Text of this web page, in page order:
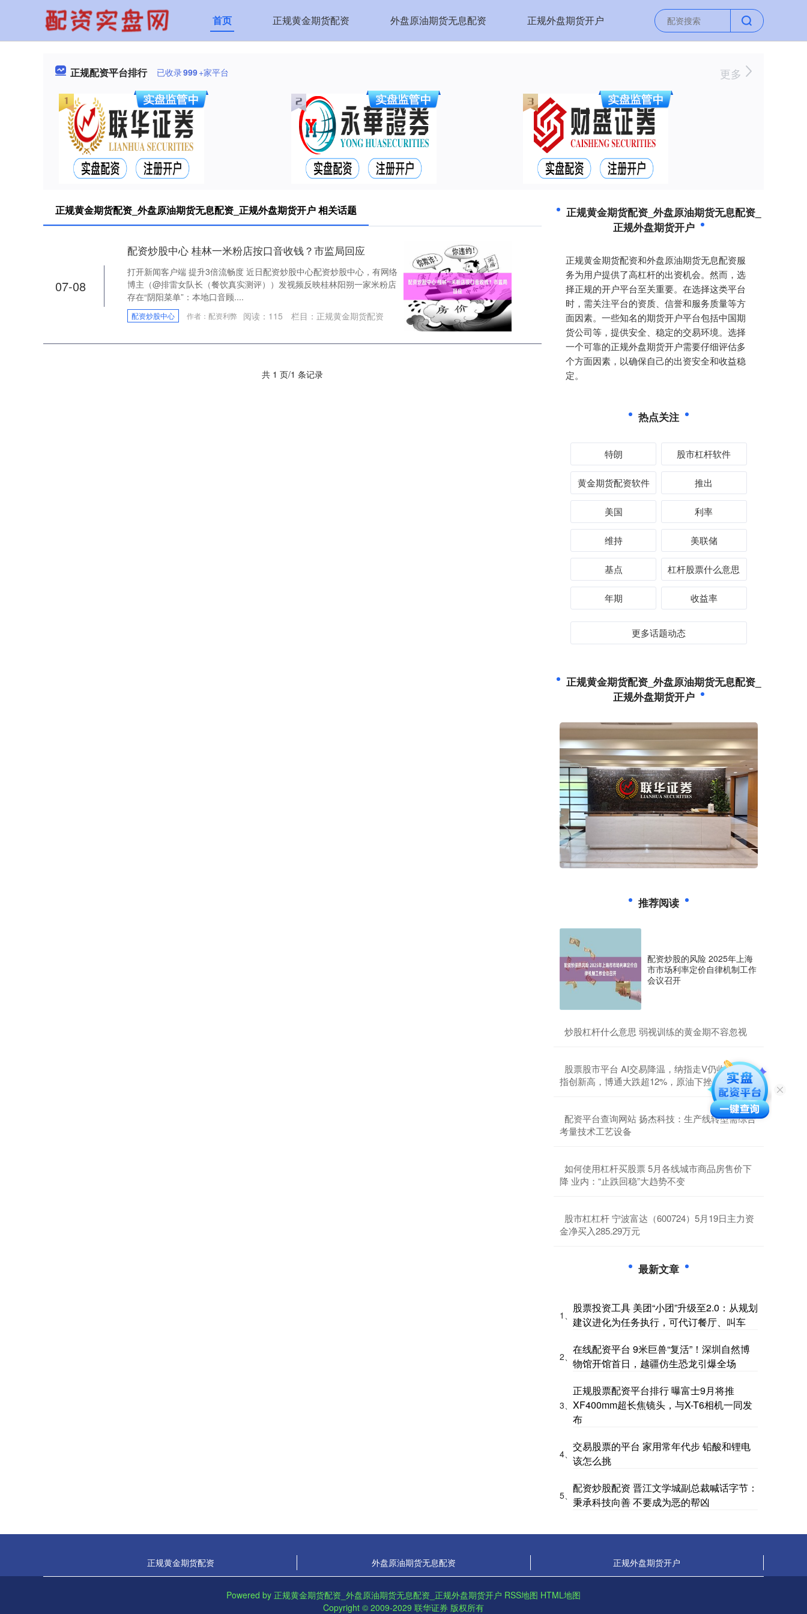
首页 正规黄金期货配资 外盘原油期货无息配资 正规外盘期货开户
正规配资平台排行 已收录999+家平台 更多
正规黄金期货配资_外盘原油期货无息配资_正规外盘期货开户 相关话题
07-08
配资炒股中心 桂林一米粉店按口音收钱？市监局回应
打开新闻客户端 提升3倍流畅度 近日配资炒股中心配资炒股中心，有网络
博主（@排雷女队长（餐饮真实测评））发视频反映桂林阳朔一家米粉店
存在“阴阳菜单”：本地口音顾....
配资炒股中心 作者：配资利弊 阅读： 115 栏目： 正规黄金期货配资
共 1 页/1 条记录
正规黄金期货配资_外盘原油期货无息配资_
正规外盘期货开户
正规黄金期货配资和外盘原油期货无息配资服
务为用户提供了高杠杆的出资机会。然而，选
择正规的开户平台至关重要。在选择这类平台
时，需关注平台的资质、信誉和服务质量等方
面因素。一些知名的期货开户平台包括中国期
货公司等，提供安全、稳定的交易环境。选择
一个可靠的正规外盘期货开户需要仔细评估多
个方面因素，以确保自己的出资安全和收益稳
定。
热点关注
特朗 股市杠杆软件
黄金期货配资软件 推出
美国 利率
维持 美联储
基点 杠杆股票什么意思
年期 收益率
更多话题动态
正规黄金期货配资_外盘原油期货无息配资_
正规外盘期货开户
推荐阅读
配资炒股的风险 2025年上海
市市场利率定价自律机制工作
会议召开
​炒股杠杆什么意思 弱视训练的黄金期不容忽视
​股票股市平台 AI交易降温，纳指走V仍收跌，道
指创新高，博通大跌超12%，原油下挫，金银反弹
​配资平台查询网站 扬杰科技：生产线转型需综合
考量技术工艺设备
​如何使用杠杆买股票 5月各线城市商品房售价下
降 业内：“止跌回稳”大趋势不变
​股市杠杠杆 宁波富达（600724）5月19日主力资
金净买入285.29万元
最新文章
1、
股票投资工具 美团“小团”升级至2.0：从规划
建议进化为任务执行，可代订餐厅、叫车
2、
在线配资平台 9米巨兽“复活”！深圳自然博
物馆开馆首日，越疆仿生恐龙引爆全场
3、
正规股票配资平台排行 曝富士9月将推
XF400mm超长焦镜头，与X-T6相机一同发
布
4、
交易股票的平台 家用常年代步 铅酸和锂电
该怎么挑
5、
配资炒股配资 晋江文学城副总裁喊话字节：
秉承科技向善 不要成为恶的帮凶
正规黄金期货配资 外盘原油期货无息配资 正规外盘期货开户
Powered by 正规黄金期货配资_外盘原油期货无息配资_正规外盘期货开户 RSS地图 HTML地图
Copyright © 2009-2029 联华证券 版权所有